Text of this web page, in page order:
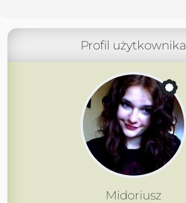
Profil użytkownika
Midoriusz